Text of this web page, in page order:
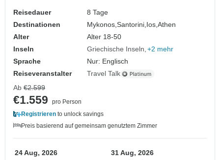
Reisedauer
8 Tage
Destinationen
Mykonos,Santorini,Ios,Athen
Alter
Alter 18-50
Inseln
Griechische Inseln +2 mehr
Sprache
Nur: Englisch
Reiseveranstalter
Travel Talk
Ab €2.599
€1.559
pro Person
Registrieren to unlock savings
Preis basierend auf gemeinsam genutztem Zimmer
24 Aug, 2026 31 Aug, 2026